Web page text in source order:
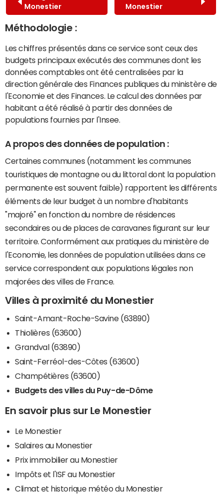
Monestier
Monestier
Méthodologie :
Les chiffres présentés dans ce service sont ceux des
budgets principaux exécutés des communes dont les
données comptables ont été centralisées par la
direction générale des Finances publiques du ministère de
l'Economie et des Finances. Le calcul des données par
habitant a été réalisé à partir des données de
populations fournies par l'Insee.
A propos des données de population :
Certaines communes (notamment les communes
touristiques de montagne ou du littoral dont la population
permanente est souvent faible) rapportent les différents
éléments de leur budget à un nombre d'habitants
"majoré" en fonction du nombre de résidences
secondaires ou de places de caravanes figurant sur leur
territoire. Conformément aux pratiques du ministère de
l'Economie, les données de population utilisées dans ce
service correspondent aux populations légales non
majorées des villes de France.
Villes à proximité du Monestier
Saint-Amant-Roche-Savine (63890)
Thiolières (63600)
Grandval (63890)
Saint-Ferréol-des-Côtes (63600)
Champétières (63600)
Budgets des villes du Puy-de-Dôme
En savoir plus sur Le Monestier
Le Monestier
Salaires au Monestier
Prix immobilier au Monestier
Impôts et l'ISF au Monestier
Climat et historique météo du Monestier